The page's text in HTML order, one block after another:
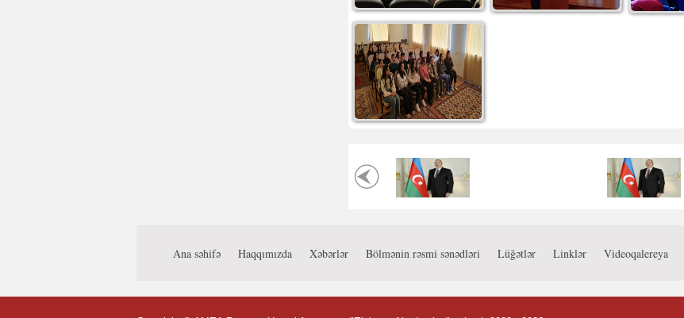
Ana səhifə Haqqımızda Xəbərlər Bölmənin rəsmi sənədləri Lüğətlər Linklər Videoqalereya